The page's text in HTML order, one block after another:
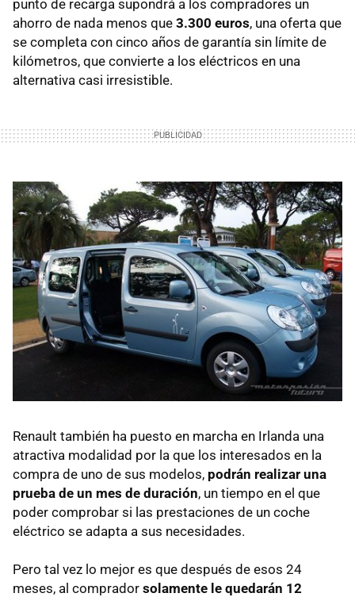
punto de recarga supondrá a los compradores un
ahorro de nada menos que 3.300 euros, una oferta que
se completa con cinco años de garantía sin límite de
kilómetros, que convierte a los eléctricos en una
alternativa casi irresistible.
Renault también ha puesto en marcha en Irlanda una
atractiva modalidad por la que los interesados en la
compra de uno de sus modelos, podrán realizar una
prueba de un mes de duración, un tiempo en el que
poder comprobar si las prestaciones de un coche
eléctrico se adapta a sus necesidades.
Pero tal vez lo mejor es que después de esos 24
meses, al comprador solamente le quedarán 12